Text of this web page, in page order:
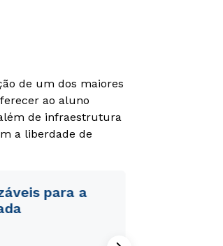
de um dos maiores
ao aluno
de infraestrutura
a liberdade de
para a